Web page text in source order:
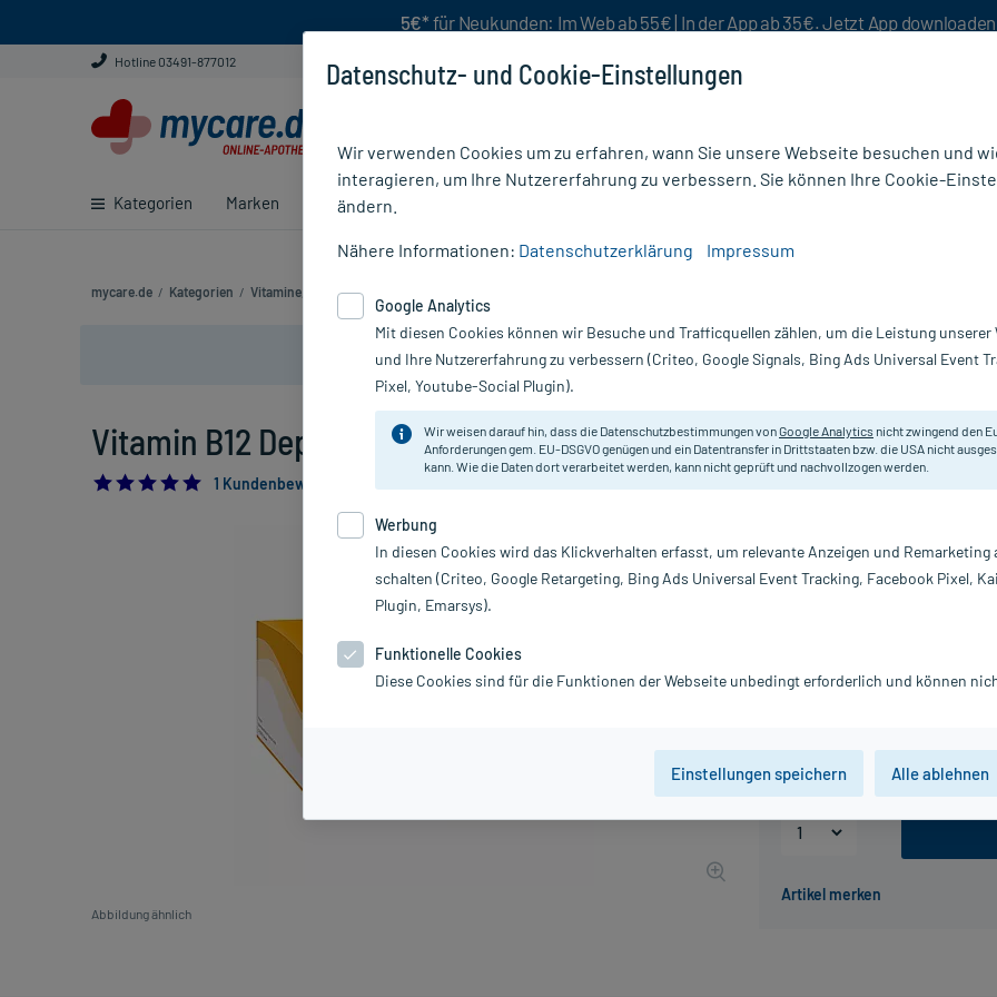
5€* für Neukunden: Im Web ab 55€ | In der App ab 35€. Jetzt App downloaden
Hotline 03491-877012
Kategorien Marken Ratgeber
mycare.de / Kategorien / Vitamine, Mineralien & Enzyme
Nur für kurze Zeit:Gratis-Versand* ab 19€ Mindestbestellwert!
Vitamin B12 Depot Inj. 1500 µg, 100X1 ml
5.0
1 Kundenbewertung*
Abbildung ähnlich
135,87 € UVP 136,65 €
Pascoe
Bei Vitamin-B12-Mangel, der
PZN:
Hersteller:
Datenschutz- und Cookie-Einstellungen
Wir verwenden Cookies um zu erfahren, wann Sie unsere Webseite besuchen und
interagieren, um Ihre Nutzererfahrung zu verbessern. Sie können Ihre Cookie-
ändern.
Nähere Informationen: Datenschutzerklärung Impressum
Google Analytics
Mit diesen Cookies können wir Besuche und Trafficquellen zählen, um die Leistung unserer
und Ihre Nutzererfahrung zu verbessern (Criteo, Google Signals, Bing Ads Universal Event
Pixel, Youtube-Social Plugin).
Wir weisen darauf hin, dass die Datenschutzbestimmungen vonGoogle Analytics nicht zwingend den
Anforderungen gem. EU-DSGVO genügen und ein Datentransfer in Drittstaaten bzw. die USA nicht
kann. Wie die Daten dort verarbeitet werden, kann nicht geprüft und nachvollzogen werden.
Werbung
In diesen Cookies wird das Klickverhalten erfasst, um relevante Anzeigen und Remarketing
schalten (Criteo, Google Retargeting, Bing Ads Universal Event Tracking, Facebook Pixel,
Plugin, Emarsys).
Funktionelle Cookies
Diese Cookies sind für die Funktionen der Webseite unbedingt erforderlich und können
Einstellungen speichern Alle ablehnen